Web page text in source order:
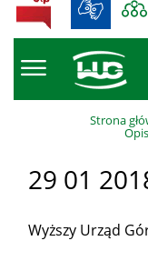
BIP
Strona
29 01
Wyższy Urząd